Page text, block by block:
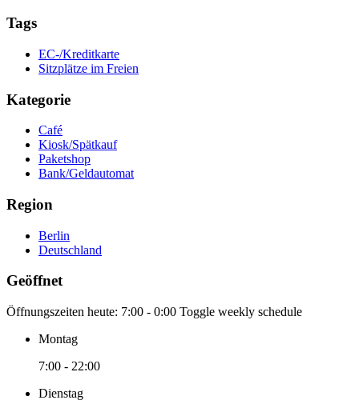
Tags
EC-/Kreditkarte
Sitzplätze im Freien
Kategorie
Café
Kiosk/Spätkauf
Paketshop
Bank/Geldautomat
Region
Berlin
Deutschland
Geöffnet
Öffnungszeiten heute: 7:00 - 0:00 Toggle weekly schedule
Montag
7:00 - 22:00
Dienstag